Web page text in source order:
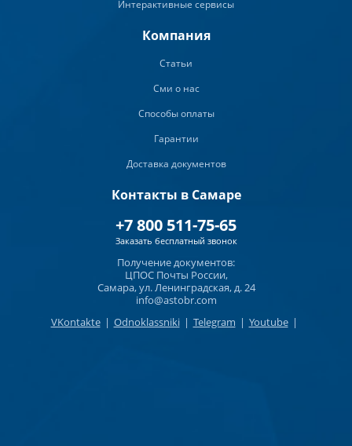
Интерактивные сервисы
Компания
Статьи
Сми о нас
Способы оплаты
Гарантии
Доставка документов
Контакты в Самаре
+7 800 511-75-65
Заказать бесплатный звонок
Получение документов:
ЦПОС Почты России,
Самара, ул. Ленинградская, д. 24
info@astobr.com
VKontakte | Odnoklassniki | Telegram | Youtube |